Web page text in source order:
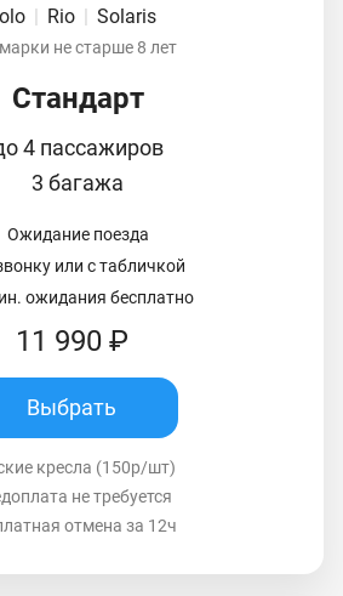
| Rio | Solaris
не старше 8 лет
Стандарт
4 пассажиров
3 багажа
Ожидание поезда
или с табличкой
ожидания бесплатно
11 990 ₽
Выбрать
кресла (150р/шт)
не требуется
отмена за 12ч